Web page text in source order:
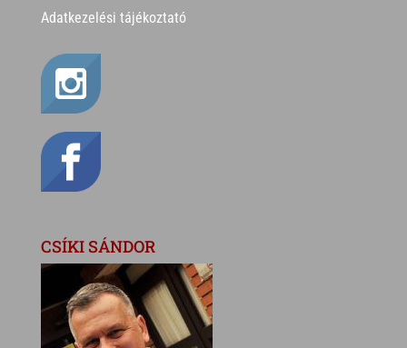
Adatkezelési tájékoztató
CSÍKI SÁNDOR